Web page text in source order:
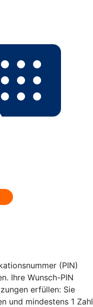
(PIN)
Ihre Wunsch-PIN
erfüllen: Sie
und mindestens 1 Zahl